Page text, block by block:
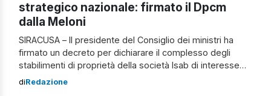
strategico nazionale: firmato il Dpcm
dalla Meloni
SIRACUSA – Il presidente del Consiglio dei ministri ha
firmato un decreto per dichiarare il complesso degli
stabilimenti di proprietà della società Isab di interesse
strategico nazionale. La decisione è stata presa su
diRedazione